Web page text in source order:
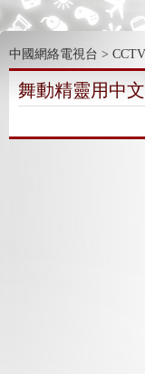
中國網絡電視台 >
舞動精靈用中